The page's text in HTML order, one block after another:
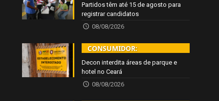
Partidos têm até 15 de agosto para
registrar candidatos
08/08/2026
CONSUMIDOR:
Decon interdita áreas de parque e
hotel no Ceará
08/08/2026